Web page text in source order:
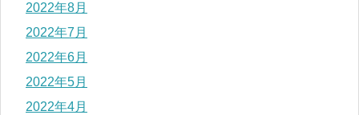
2022年8月
2022年7月
2022年6月
2022年5月
2022年4月